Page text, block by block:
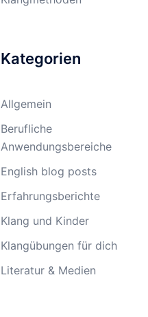
Kategorien
Allgemein
Berufliche
Anwendungsbereiche
English blog posts
Erfahrungsberichte
Klang und Kinder
Klangübungen für dich
Literatur & Medien